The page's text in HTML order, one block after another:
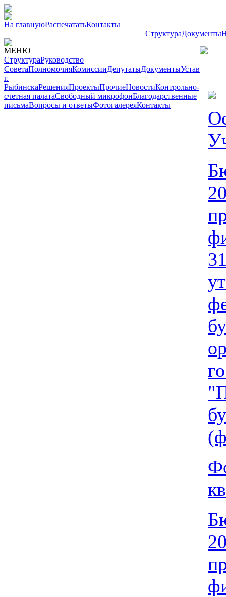
На главнуюРаспечататьКонтакты
СтруктураДокументы
МЕНЮ
СтруктураРуководство
СоветаПолномочияКомиссииДепутатыДокументыУстав
г.
РыбинскаРешенияПроектыПрочиеНовостиКонтрольно-
счетная палатаСвободный микрофонБлагодарственные
письмаВопросы и ответыФотогалереяКонтакты